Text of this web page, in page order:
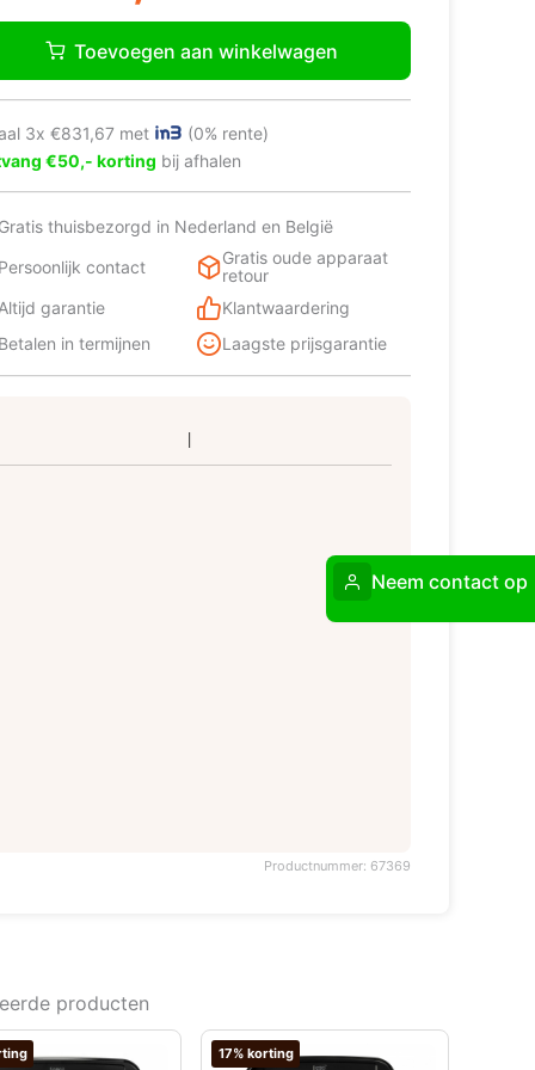
Toevoegen aan winkelwagen
3x €831,67 met
(0% rente)
€50,- korting bij afhalen
Gratis thuisbezorgd in Nederland en België
Persoonlijk contact
Gratis oude apparaat
retour
Altijd garantie
Klantwaardering
Betalen in termijnen
Laagste prijsgarantie
Productnummer: 67369
producten
17% korting
Neem contact op